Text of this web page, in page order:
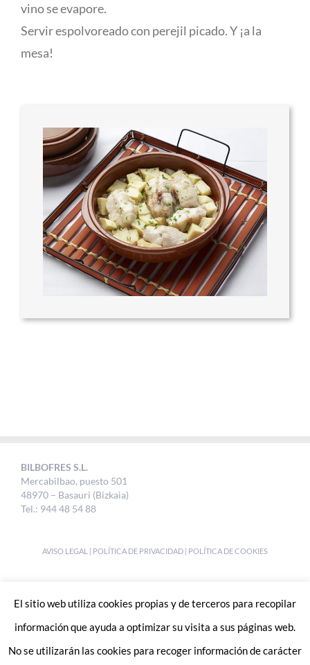
vino se evapore.
Servir espolvoreado con perejil picado. Y ¡a la
mesa!
BILBOFRES S.L.
Mercabilbao, puesto 501
48970 – Basauri (Bizkaia)
Tel.: 944 48 54 88
AVISO LEGAL | POLÍTICA DE PRIVACIDAD | POLÍTICA DE COOKIES
El sitio web utiliza cookies propias y de terceros para recopilar
información que ayuda a optimizar su visita a sus páginas web.
No se utilizarán las cookies para recoger información de carácter